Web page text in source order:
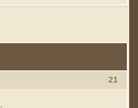
21